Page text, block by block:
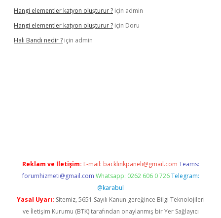
Hangi elementler katyon oluşturur ? için admin
Hangi elementler katyon oluşturur ? için Doru
Halı Bandı nedir ? için admin
Reklam ve İletişim: E-mail: backlinkpaneli@gmail.com Teams:
forumhizmeti@gmail.com Whatsapp: 0262 606 0 726 Telegram:
@karabul
Yasal Uyarı: Sitemiz, 5651 Sayılı Kanun gereğince Bilgi Teknolojileri
ve İletişim Kurumu (BTK) tarafından onaylanmış bir Yer Sağlayıcı